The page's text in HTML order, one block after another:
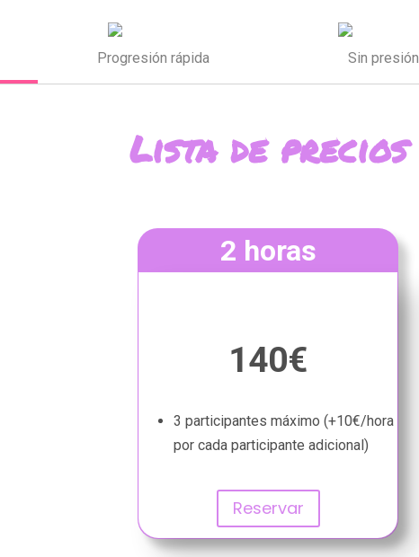
Progresión rápida Sin presión
Lista de precios
2 horas
140€
3 participantes máximo (+10€/hora
por cada participante adicional)
Reservar